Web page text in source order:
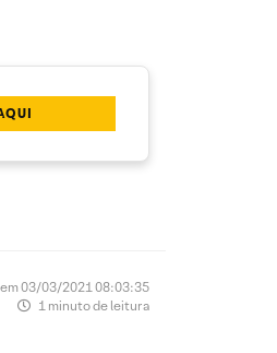
03/03/2021 08:03:35
1 minuto de leitura